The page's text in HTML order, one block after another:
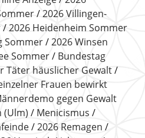
2026 Villingen-
2026 Heidenheim Sommer
Sommer
2026 Winsen
Sommer
Bundestag
Täter häuslicher Gewalt
Frauen bewirkt
gegen Gewalt
(Ulm)
Menicismus
2026 Remagen